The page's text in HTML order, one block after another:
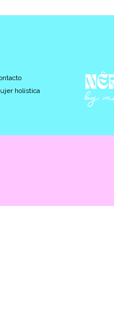
holística